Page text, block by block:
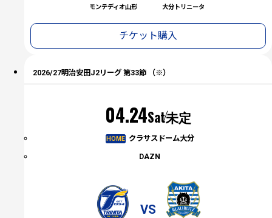
モンテディオ山形 大分トリニータ
チケット購入
2026/27明治安田J2リーグ 第33節 （※）
04.24Sat未定
HOME クラサスドーム大分
DAZN
VS